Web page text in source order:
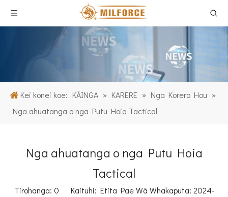
Kei konei koe: KĀINGA » KARERE » Nga Korero Hou »
Nga ahuatanga o nga Putu Hoia Tactical
Nga ahuatanga o nga Putu Hoia
Tactical
Tirohanga: 0 Kaituhi: Etita Pae Wā Whakaputa: 2024-